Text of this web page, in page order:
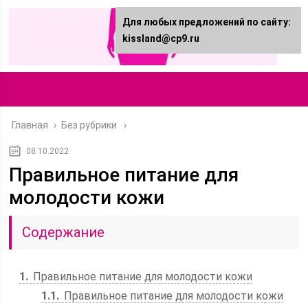
Главная › Без рубрики
08.10.2022
Правильное питание для
молодости кожи
Содержание
1
Правильное питание для молодости кожи
1.1
Правильное питание для молодости кожи
Для любых предложений по сайту:
kissland@cp9.ru